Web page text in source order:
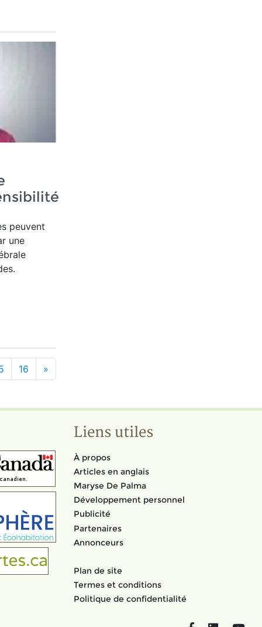
peuvent
une
16 »
Liens utiles
À propos
Articles en anglais
Maryse De Palma
Développement personnel
Publicité
Partenaires
Annonceurs
Plan de site
Termes et conditions
Politique de confidentialité